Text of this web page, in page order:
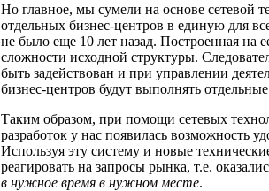
Но главное, мы сумели на основе сетевой
отдельных бизнес-центров в единую для
не было еще 10 лет назад. Построенная на
сложности исходной структуры.
быть задействован и при управлении
бизнес-центров будут выполнять
Таким образом, при помощи сетевых
разработок у нас появилась возможность
Используя эту систему и новые
реагировать на запросы рынка, т.е.
в нужное время в нужном месте.